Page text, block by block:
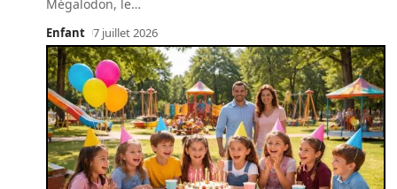
Mégalodon, le…
Enfant 7 juillet 2026